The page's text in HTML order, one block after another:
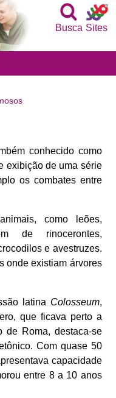
Sites
Busca
conhecido como
exibição de uma série
os combates entre
como leões,
de rinocerontes,
e avestruzes.
onde existiam árvores
latina Colosseum,
que ficava perto a
de Roma, destaca-se
Com quase 50
capacidade
entre 8 a 10 anos